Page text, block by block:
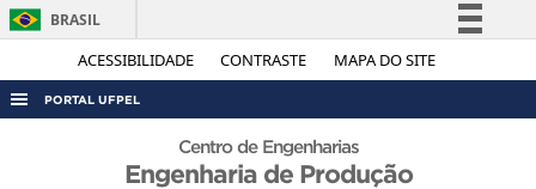
ACESSIBILIDADE CONTRASTE MAPA DO SITE
BRASIL
Simplifique!
Acesso à informação
PORTAL UFPEL
ACESSO À INFORMAÇÃOCentro de Engenharias
Engenharia de Produção